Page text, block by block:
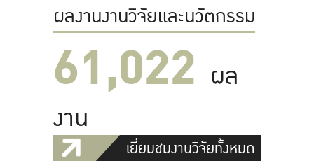
ผลงานงานวิจัยและนวัตกรรม
61,022 ผล
งาน
เยี่ยมชมงานวิจัยทั้งหมด